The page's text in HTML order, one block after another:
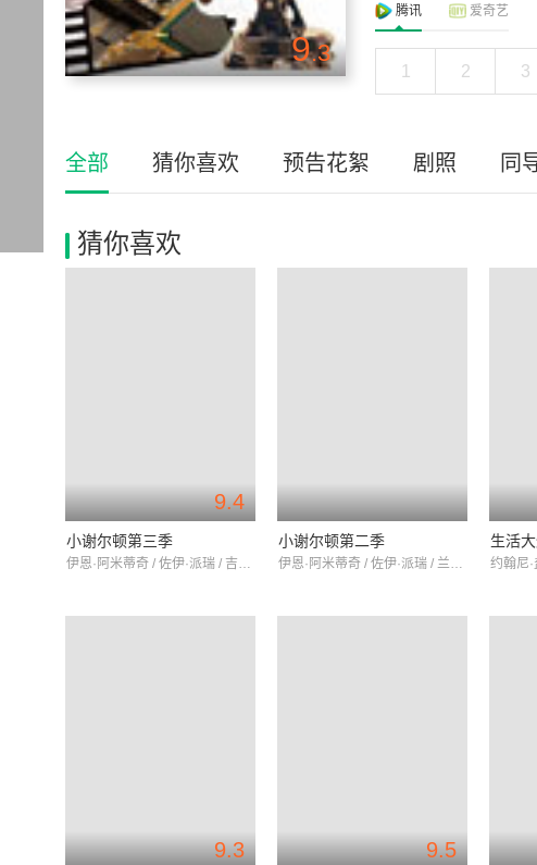
9.3
腾讯 爱奇艺
1 2 3
全部 猜你喜欢 预告花絮 剧照 同
猜你喜欢
9.4
小谢尔顿第三季
伊恩·阿米蒂奇 / 佐伊·派瑞 / 吉姆·帕森斯
小谢尔顿第二季
伊恩·阿米蒂奇 / 佐伊·派瑞 / 兰斯·巴伯
生活
9.3 9.5